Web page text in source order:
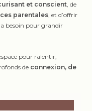
et conscient, de
parentales, et d’offrir
besoin pour grandir
pour ralentir,
de connexion, de